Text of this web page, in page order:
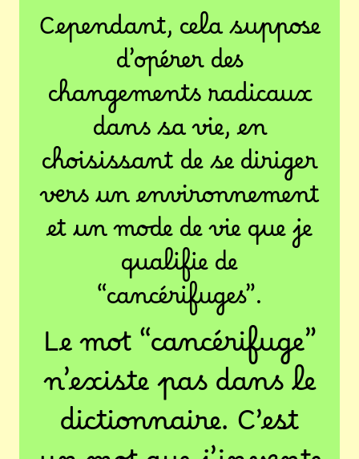
Cependant, cela suppose
d’opérer des
changements radicaux
dans sa vie, en
choisissant de se diriger
vers un environnement
et un mode de vie que je
qualifie de
“cancérifuges”.
Le mot “cancérifuge”
n’existe pas dans le
dictionnaire. C’est